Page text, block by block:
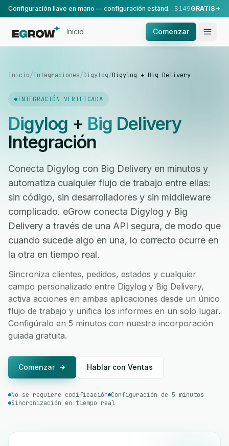
Configuración llave en mano — configuración estándar, realizada por nuestro equipo.$149GRATIS
Inicio Comenzar
Inicio/Integraciones/Digylog/Digylog + Big Delivery
INTEGRACIÓN VERIFICADA
Digylog + Big Delivery
Integración
Conecta Digylog con Big Delivery en minutos y
automatiza cualquier flujo de trabajo entre ellas:
sin código, sin desarrolladores y sin middleware
complicado. eGrow conecta Digylog y Big
Delivery a través de una API segura, de modo que
cuando sucede algo en una, lo correcto ocurre en
la otra en tiempo real.
Sincroniza clientes, pedidos, estados y cualquier
campo personalizado entre Digylog y Big Delivery,
activa acciones en ambas aplicaciones desde un único
flujo de trabajo y unifica los informes en un solo lugar.
Configúralo en 5 minutos con nuestra incorporación
guiada gratuita.
Comenzar Hablar con Ventas
No se requiere codificación Configuración de 5 minutos
Sincronización en tiempo real